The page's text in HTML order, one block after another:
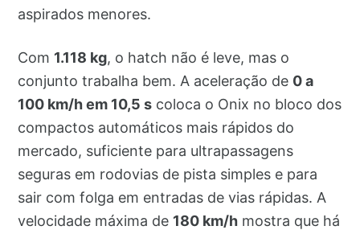
aspirados menores.
Com 1.118 kg, o hatch não é leve, mas o
conjunto trabalha bem. A aceleração de 0 a
100 km/h em 10,5 s coloca o Onix no bloco dos
compactos automáticos mais rápidos do
mercado, suficiente para ultrapassagens
seguras em rodovias de pista simples e para
sair com folga em entradas de vias rápidas. A
velocidade máxima de 180 km/h mostra que há